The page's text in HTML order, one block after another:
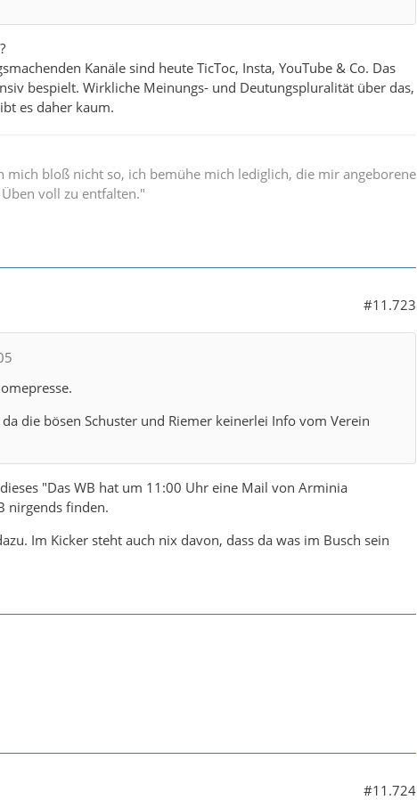
Kanäle sind heute TicToc, Insta, YouTube & Co. Das
bespielt. Wirkliche Meinungs- und Deutungspluralität über das,
es daher kaum.
mich bloß nicht so, ich bemühe mich lediglich, die mir angeborene
voll zu entfalten."
#11.723
die bösen Schuster und Riemer keinerlei Info vom Verein
"Das WB hat um 11:00 Uhr eine Mail von Arminia
nirgends finden.
Im Kicker steht auch nix davon, dass da was im Busch sein
#11.724